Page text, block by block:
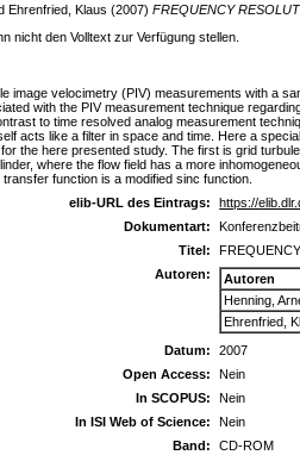
Ehrenfried, Klaus (2007) FREQUENCY
nicht den Volltext zur Verfügung stellen.
image velocimetry (PIV) measurements with a
with the PIV measurement technique
to time resolved analog measurement
acts like a filter in space and time. Here a
the here presented study. The first is grid
where the flow field has a more
function is a modified sinc function.
elib-URL des Eintrags:
https://
Dokumentart:
Titel:
Autoren:
Autoren
Henning,
Ehrenfried,
Datum:
2007
Open Access:
Nein
In SCOPUS:
Nein
In ISI Web of Science:
Nein
Band:
CD-ROM